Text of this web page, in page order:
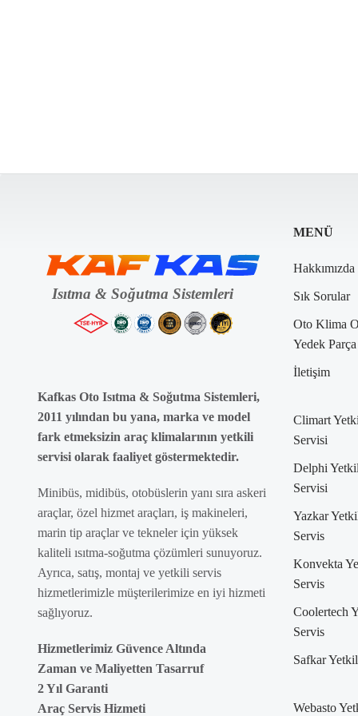
Kafkas Oto Isıtma & Soğutma Sistemleri,
2011 yılından bu yana, marka ve model
fark etmeksizin araç klimalarının yetkili
servisi olarak faaliyet göstermektedir.
Minibüs, midibüs, otobüslerin yanı sıra askeri
araçlar, özel hizmet araçları, iş makineleri,
marin tip araçlar ve tekneler için yüksek
kaliteli ısıtma-soğutma çözümleri sunuyoruz.
Ayrıca, satış, montaj ve yetkili servis
hizmetlerimizle müşterilerimize en iyi hizmeti
sağlıyoruz.
Hizmetlerimiz Güvence Altında
Zaman ve Maliyetten Tasarruf
2 Yıl Garanti
Araç Servis Hizmeti
MENÜ
Hakkımızda
Sık Sorular
Oto Klima
Yedek Parça
İletişim
Climart
Servisi
Delphi
Servisi
Yazkar
Servis
Konvekta
Servis
Coolertech
Servis
Safkar
Webasto